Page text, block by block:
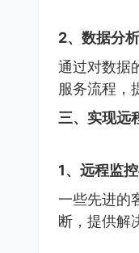
2、数据分析
通过对数据
服务流程，
三、实现远
1、远程监
一些先进的
断，提供解